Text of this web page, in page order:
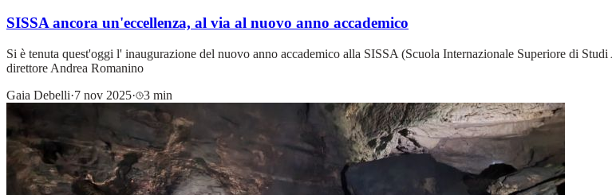
SISSA ancora un'eccellenza, al via al nuovo anno accademico
Si è tenuta quest'oggi l' inaugurazione del nuovo anno accademico alla SISSA (Scuola Internazionale Superiore di
direttore Andrea Romanino
Gaia Debelli·7 nov 2025· 3 min